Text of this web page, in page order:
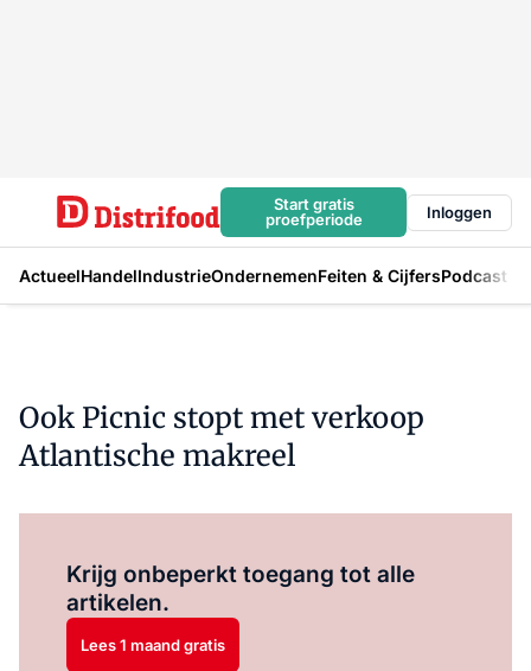
Start gratis
proefperiode
Inloggen
ActueelHandelIndustrieOndernemenFeiten & CijfersPodcast
Ook Picnic stopt met verkoop
Atlantische makreel
Krijg onbeperkt toegang tot alle
artikelen.
Lees 1 maand gratis